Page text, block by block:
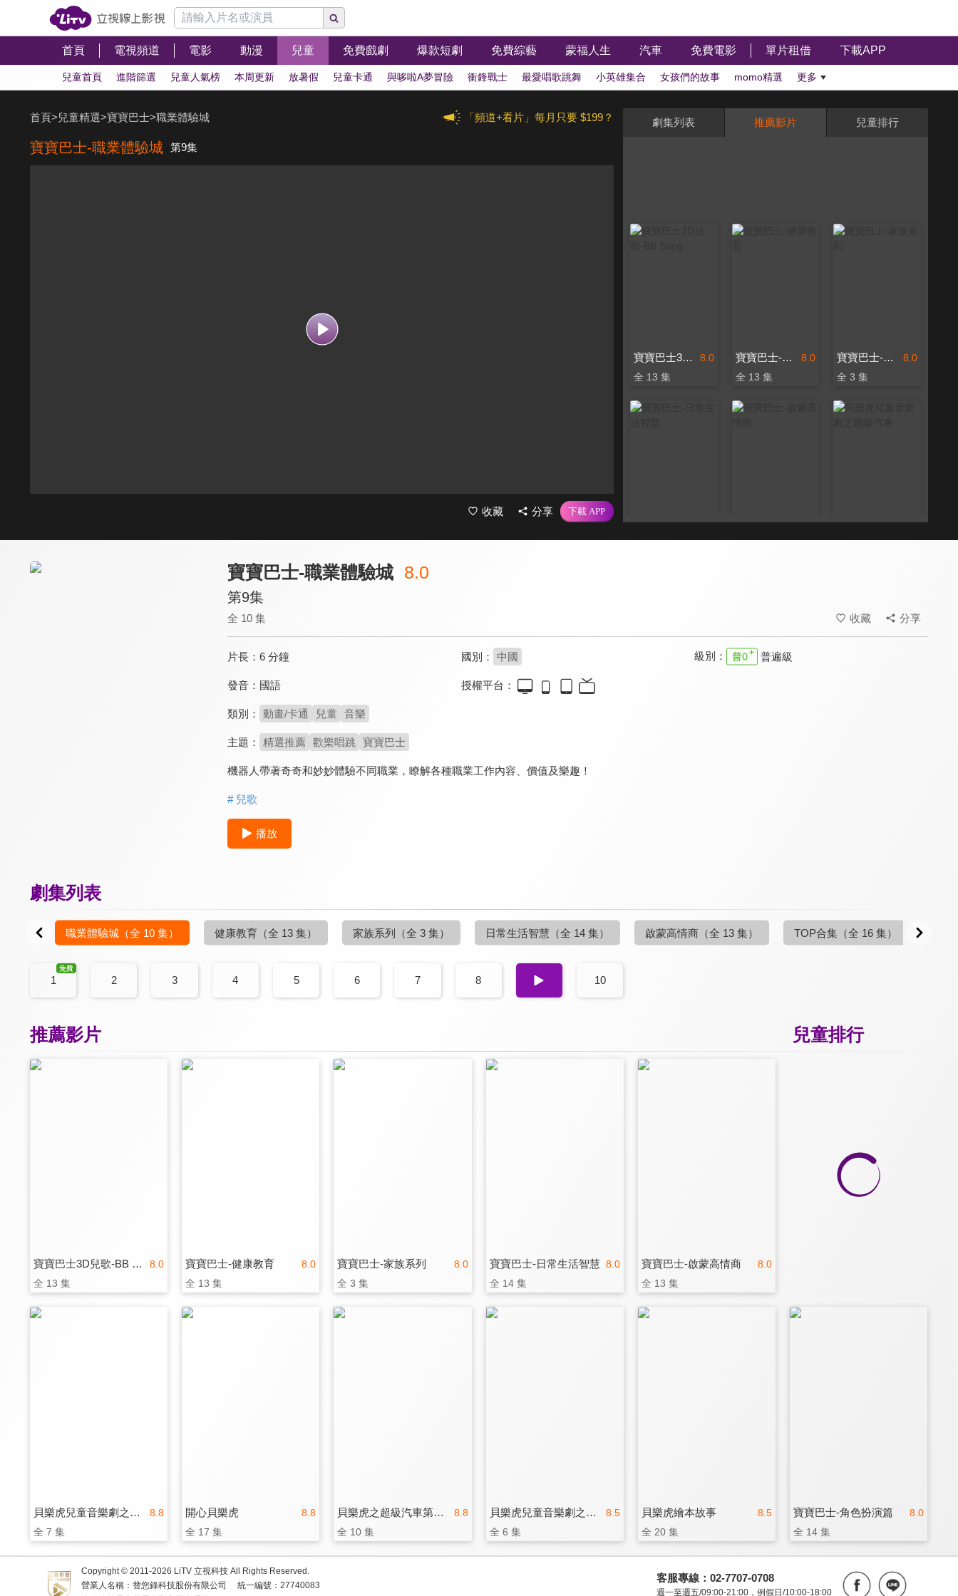
首頁 電視頻道 電影 動漫 兒童 免費戲劇 爆款短劇 免費綜藝 蒙福人生 汽車 免費電影 單片租借 下載APP
兒童首頁 進階篩選 兒童人氣榜 本周更新 放暑假 兒童卡通 與哆啦A夢冒險 衝鋒戰士 最愛唱歌跳舞 小英雄集合 女孩們的故事 momo精選 更多
「頻道+看片」每月只要 $199？
首頁>兒童精選>寶寶巴士>職業體驗城
寶寶巴士-職業體驗城 第9集
收藏 分享
劇集列表 推薦影片 兒童排行
8.0
寶寶巴士3D兒歌-BB Song
全 13 集
8.0
寶寶巴士-健康教育
全 13 集
8.0
寶寶巴士-家族系列
全 3 集
全 20 集
寶寶巴士-職業體驗城 8.0
第9集
全 10 集 收藏 分享
片長： 6 分鐘 國別： 中國 級別： 普遍級
發音： 國語 授權平台：
類別： 動畫/卡通 兒童 音樂
主題： 精選推薦 歡樂唱跳 寶寶巴士
機器人帶著奇奇和妙妙體驗不同職業，瞭解各種職業工作內容、價值及樂趣！
# 兒歌
播放
劇集列表
職業體驗城 （全 10 集） 健康教育 （全 13 集） 家族系列 （全 3 集） 日常生活智慧 （全 14 集） 啟蒙高情商 （全 13 集） TOP合集 （全 16 集）
1 2 3 4 5 6 7 8 9 10
兒童排行
推薦影片
8.0
寶寶巴士3D兒歌-BB Song
全 13 集
8.0
寶寶巴士-健康教育
全 13 集
8.0
寶寶巴士-家族系列
全 3 集
8.0
寶寶巴士-日常生活智慧
全 14 集
8.0
寶寶巴士-啟蒙高情商
全 13 集
8.8
貝樂虎兒童音樂劇之超級汽車
全 7 集
8.8
開心貝樂虎
全 17 集
8.8
貝樂虎之超級汽車第二季
全 10 集
8.5
貝樂虎兒童音樂劇之趣味簡筆劃
全 6 集
8.5
貝樂虎繪本故事
全 20 集
8.0
寶寶巴士-角色扮演篇
全 14 集
Copyright © 2011-2026 LiTV 立視科技 All Rights Reserved.
營業人名稱：替您錄科技股份有限公司
統一編號：27740083
客服專線：02-7707-0708
週一至週五/09:00-21:00，例假日/10:00-18:00